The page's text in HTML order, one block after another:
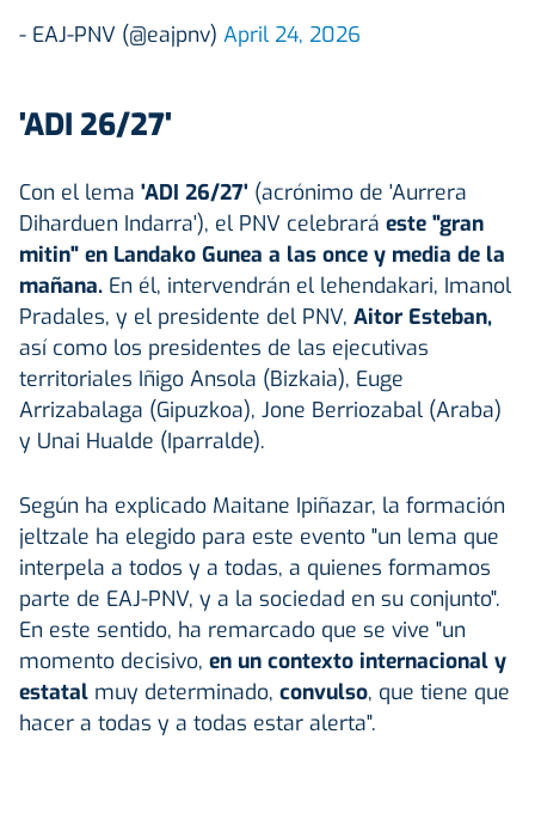
- EAJ-PNV (@eajpnv) April 24, 2026
'ADI 26/27'
Con el lema 'ADI 26/27' (acrónimo de 'Aurrera
Diharduen Indarra'), el PNV celebrará este "gran
mitin" en Landako Gunea a las once y media de la
mañana. En él, intervendrán el lehendakari, Imanol
Pradales, y el presidente del PNV, Aitor Esteban,
así como los presidentes de las ejecutivas
territoriales Iñigo Ansola (Bizkaia), Euge
Arrizabalaga (Gipuzkoa), Jone Berriozabal (Araba)
y Unai Hualde (Iparralde).
Según ha explicado Maitane Ipiñazar, la formación
jeltzale ha elegido para este evento "un lema que
interpela a todos y a todas, a quienes formamos
parte de EAJ-PNV, y a la sociedad en su conjunto".
En este sentido, ha remarcado que se vive "un
momento decisivo, en un contexto internacional y
estatal muy determinado, convulso, que tiene que
hacer a todas y a todas estar alerta".